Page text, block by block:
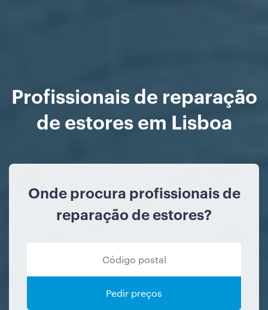
Profissionais de reparação
de estores em Lisboa
Onde procura profissionais de
reparação de estores?
Pedir preços